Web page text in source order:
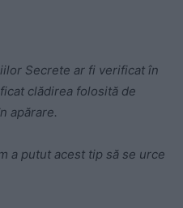
Secrete ar fi verificat în
clădirea folosită de
apărare.
a putut acest tip să se urce